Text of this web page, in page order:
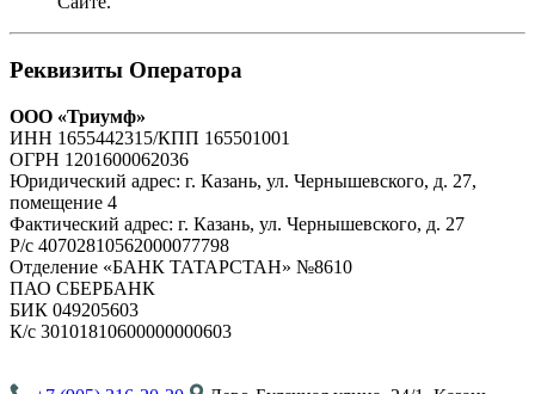
Реквизиты Оператора
ООО «Триумф»
ИНН 1655442315/КПП 165501001
ОГРН 1201600062036
Юридический адрес: г. Казань, ул. Чернышевского, д. 27,
помещение 4
Фактический адрес: г. Казань, ул. Чернышевского, д. 27
Р/с 40702810562000077798
Отделение «БАНК ТАТАРСТАН» №8610
ПАО СБЕРБАНК
БИК 049205603
К/с 30101810600000000603